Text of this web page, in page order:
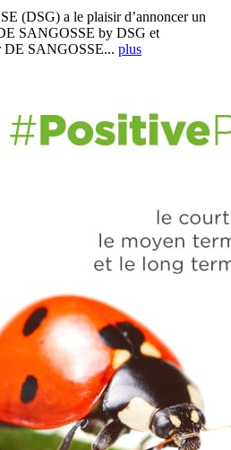
(DSG) a le plaisir d’annoncer un
SANGOSSE by DSG et
DE SANGOSSE... plus